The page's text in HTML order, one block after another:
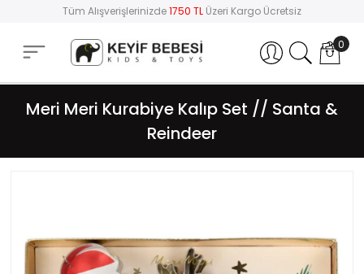
Tüm Alışverişlerinizde1750 TL Üzeri Kargo Ücretsiz
Hesabım 0
Meri Meri Kurabiye Kalıp Set // Santa &
Reindeer